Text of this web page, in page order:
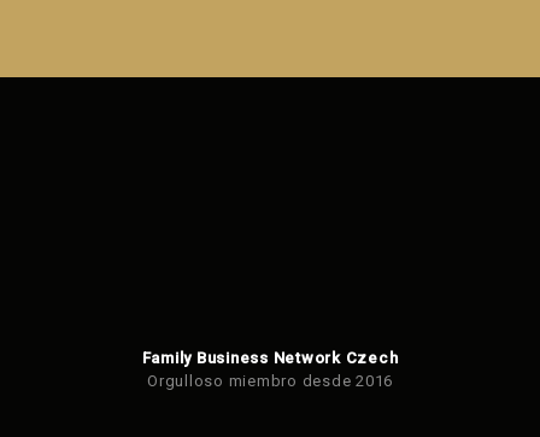
Family Business Network Czech
Orgulloso miembro desde 2016